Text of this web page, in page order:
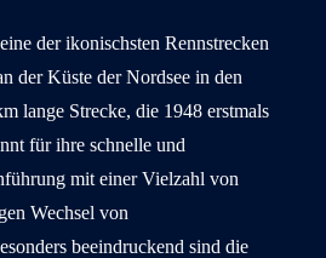
der ikonischsten Rennstrecken
der Küste der Nordsee in den
lange Strecke, die 1948 erstmals
für ihre schnelle und
mit einer Vielzahl von
Wechsel von
beeindruckend sind die